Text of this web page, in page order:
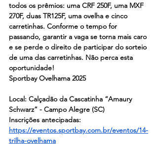
todos os prêmios: uma CRF 250F, uma MXF
270F, duas TR125F, uma ovelha e cinco
carretinhas. Conforme o tempo for
passando, garantir a vaga se torna mais caro
e se perde o direito de participar do sorteio
de uma das carretinhas. Não perca esta
oportunidade!
Sportbay Ovelhama 2025
Local: Calçadão da Cascatinha “Amaury
Schwarz” - Campo Alegre (SC)
Inscrições antecipadas:
https://eventos.sportbay.com.br/eventos/14-
trilha-ovelhama